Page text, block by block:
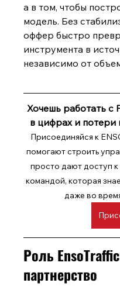
а в том, чтобы
модель. Без
оффер быстро
инструмента в
независимо от
Хочешь работать с
в цифрах и потери
Присоединяйся к
помогают строить
просто дают доступ
командой, которая
даже во
Роль
партнерство